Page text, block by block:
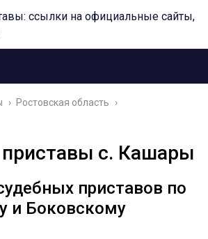
› Ростовская область ›
с. Кашары
приставов по
и Боковскому